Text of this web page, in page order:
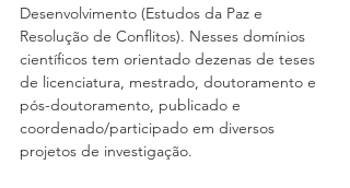
Desenvolvimento (Estudos da Paz e
Resolução de Conflitos). Nesses domínios
científicos tem orientado dezenas de teses
de licenciatura, mestrado, doutoramento e
pós-doutoramento, publicado e
coordenado/participado em diversos
projetos de investigação.